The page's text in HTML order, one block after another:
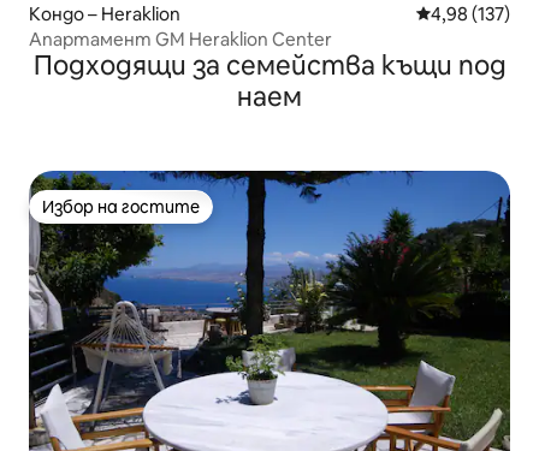
Кондо – Heraklion Средна
4,98 (137)
Апартамент GM Heraklion Center
Подходящи за семейства къщи под
наем
Избор на гостите
Избор на гостите